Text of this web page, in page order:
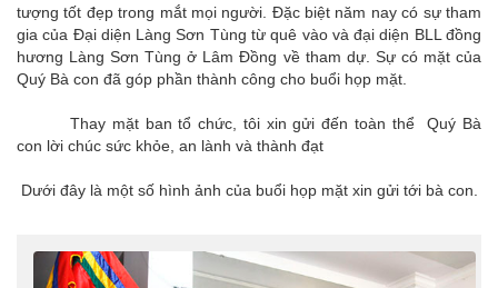
tượng tốt đẹp trong mắt mọi người. Đặc biệt năm nay có sự tham
gia của Đại diện Làng Sơn Tùng từ quê vào và đại diện BLL đồng
hương Làng Sơn Tùng ở Lâm Đồng về tham dự. Sự có mặt của
Quý Bà con đã góp phần thành công cho buổi họp mặt.
Thay mặt ban tổ chức, tôi xin gửi đến toàn thể Quý Bà
con lời chúc sức khỏe, an lành và thành đạt
Dưới đây là một số hình ảnh của buổi họp mặt xin gửi tới bà con.